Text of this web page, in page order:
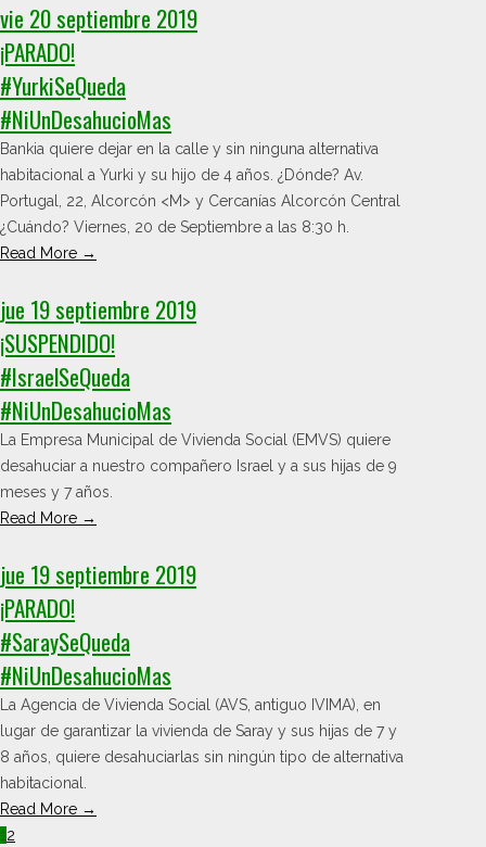
vie 20 septiembre 2019
¡PARADO!
#YurkiSeQueda
#NiUnDesahucioMas
Bankia quiere dejar en la calle y sin ninguna alternativa
habitacional a Yurki y su hijo de 4 años. ¿Dónde? Av.
Portugal, 22, Alcorcón <M> y Cercanías Alcorcón Central
¿Cuándo? Viernes, 20 de Septiembre a las 8:30 h.
Read More →
jue 19 septiembre 2019
¡SUSPENDIDO!
#IsraelSeQueda
#NiUnDesahucioMas
La Empresa Municipal de Vivienda Social (EMVS) quiere
desahuciar a nuestro compañero Israel y a sus hijas de 9
meses y 7 años.
Read More →
jue 19 septiembre 2019
¡PARADO!
#SaraySeQueda
#NiUnDesahucioMas
La Agencia de Vivienda Social (AVS, antiguo IVIMA), en
lugar de garantizar la vivienda de Saray y sus hijas de 7 y
8 años, quiere desahuciarlas sin ningún tipo de alternativa
habitacional.
Read More →
12